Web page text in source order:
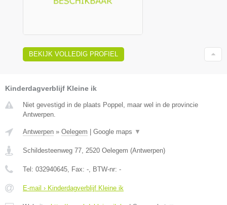
BEKIJK VOLLEDIG PROFIEL
Kinderdagverblijf Kleine ik
Niet gevestigd in de plaats Poppel, maar wel in de provincie
Antwerpen.
Antwerpen » Oelegem | Google maps ▼
Schildesteenweg 77 2520 Oelegem (Antwerpen)
Tel: 032940645 , Fax: - , BTW-nr: -
E-mail › Kinderdagverblijf Kleine ik